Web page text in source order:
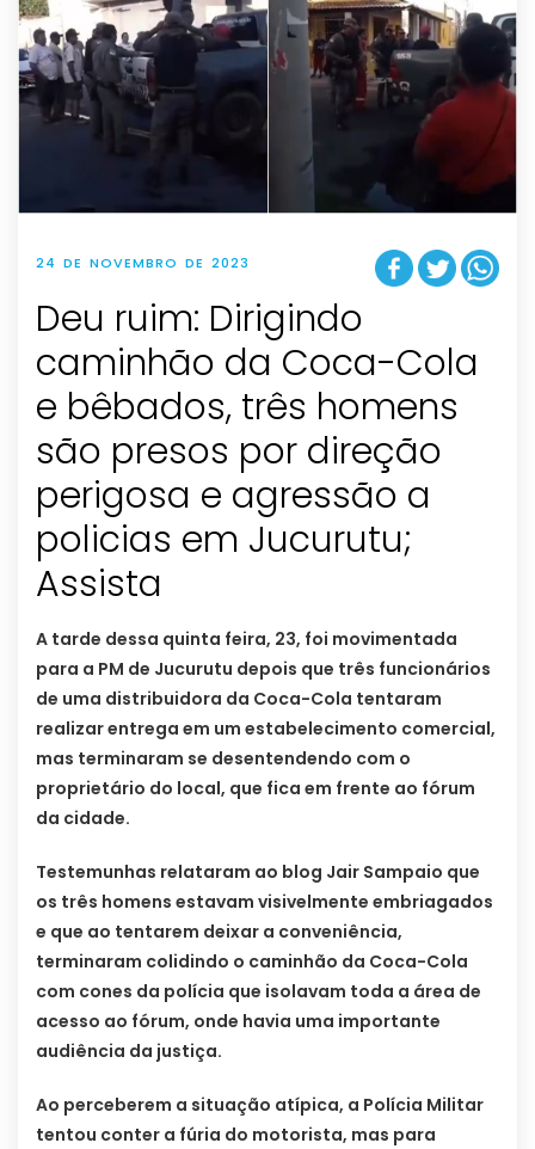
24 DE NOVEMBRO DE 2023
Deu ruim: Dirigindo
caminhão da Coca-Cola
e bêbados, três homens
são presos por direção
perigosa e agressão a
policias em Jucurutu;
Assista
A tarde dessa quinta feira, 23, foi movimentada
para a PM de Jucurutu depois que três funcionários
de uma distribuidora da Coca-Cola tentaram
realizar entrega em um estabelecimento comercial,
mas terminaram se desentendendo com o
proprietário do local, que fica em frente ao fórum
da cidade.
Testemunhas relataram ao blog Jair Sampaio que
os três homens estavam visivelmente embriagados
e que ao tentarem deixar a conveniência,
terminaram colidindo o caminhão da Coca-Cola
com cones da polícia que isolavam toda a área de
acesso ao fórum, onde havia uma importante
audiência da justiça.
Ao perceberem a situação atípica, a Polícia Militar
tentou conter a fúria do motorista, mas para